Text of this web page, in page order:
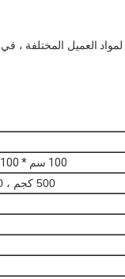
العميل المختلفة
100 سم * 100 سم * 100 سم / كل الأحجام المتاحة
500 كجم ، 1000 كجم ، 1500 كجم ، 2000 كجم